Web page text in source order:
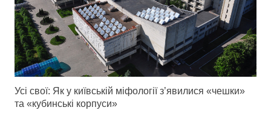
Усі свої: Як у київській міфології з’явилися «чешки»
та «кубинські корпуси»